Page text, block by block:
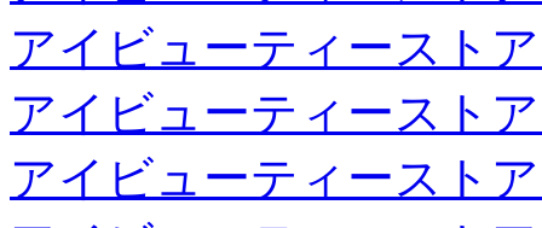
アイビューティースト
アイビューティースト
アイビューティースト